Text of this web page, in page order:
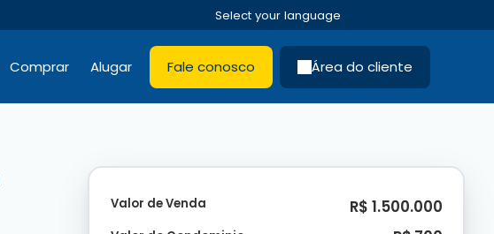
Área do cliente
Fale conosco
Alugar
Comprar
R$ 1.500.000
Valor de Venda